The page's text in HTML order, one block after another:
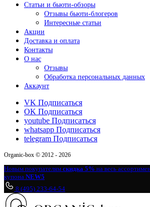
Статьи и бьюти-обзоры
Отзывы бьюти-блогеров
Интересные статьи
Акции
Доставка и оплата
Контакты
О нас
Отзывы
Обработка персональных данных
Аккаунт
VK Подписаться
OK Подписаться
youtube Подписаться
whatsapp Подписаться
telegram Подписаться
Organic-box © 2012 - 2026
Новым покупателям скидка 5% на весь
купона NEW5
8 (495) 233-64-54